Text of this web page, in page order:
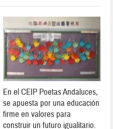
En el CEIP Poetas Andaluces,
se apuesta por una educación
firme en valores para
construir un futuro igualitario.